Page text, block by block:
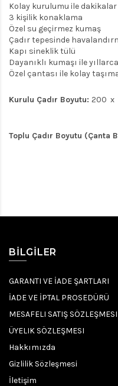
Kolay kurulumu ile
3 kişilik konaklama
Özel su geçirmez kumaş
Çadır tepesinde
Kapı sineklik tülü
Dayanıklı kumaşı ile
Özel çantası ile kolay
Kurulu Çadır Boyutu: 200 x
Toplu Çadır Boyutu (Çanta
BILGILER
GARANTI VE İADE ŞARTLARI
İADE VE İPTAL PROSEDÜRÜ
MESAFELI SATIŞ SÖZLEŞMESI
ÜYELIK SÖZLEŞMESI
Hakkımızda
Gizlilik Sözleşmesi
İletişim